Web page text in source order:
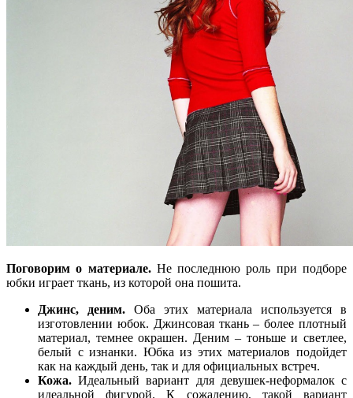
Поговорим о материале. Не последнюю роль при подборе
юбки играет ткань, из которой она пошита.
Джинс, деним. Оба этих материала используется в
изготовлении юбок. Джинсовая ткань – более плотный
материал, темнее окрашен. Деним – тоньше и светлее,
белый с изнанки. Юбка из этих материалов подойдет
как на каждый день, так и для официальных встреч.
Кожа. Идеальный вариант для девушек-неформалок с
идеальной фигурой. К сожалению, такой вариант